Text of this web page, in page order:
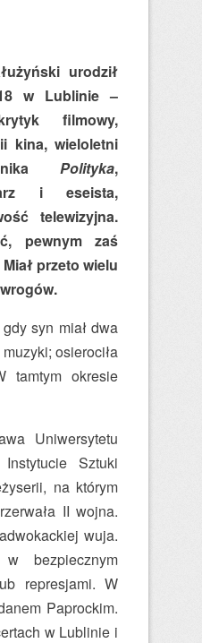
urodził
w Lublinie –
filmowy,
kina, wieloletni
Polityka,
i eseista,
telewizyjna.
pewnym zaś
przeto wielu
syn miał dwa
osierociła
tamtym okresie
Uniwersytetu
Sztuki
na którym
II wojna.
wuja.
bezpiecznym
represjami. W
Paprockim.
w Lublinie i